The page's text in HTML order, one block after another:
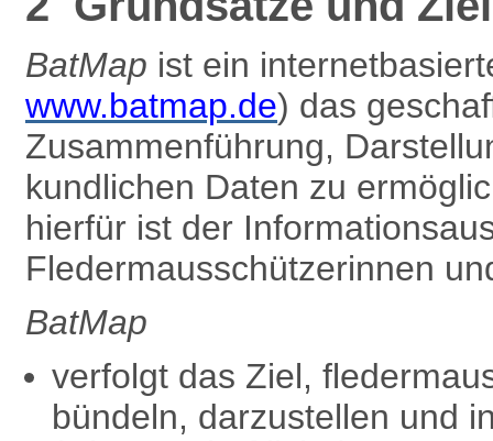
BatMap ist ein
www.batmap.de) das
Zusammenführung,
kundlichen Daten zu
hierfür ist der
Fledermausschützer­innen
BatMap
verfolgt das Ziel,
bündeln, darzustellen und